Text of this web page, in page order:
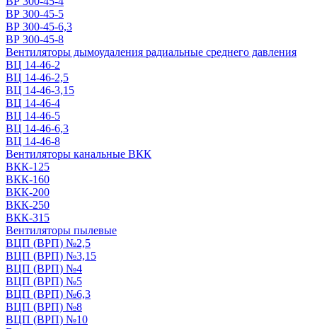
ВР 300-45-5
ВР 300-45-6,3
ВР 300-45-8
Вентиляторы дымоудаления радиальные среднего давления
ВЦ 14-46-2
ВЦ 14-46-2,5
ВЦ 14-46-3,15
ВЦ 14-46-4
ВЦ 14-46-5
ВЦ 14-46-6,3
ВЦ 14-46-8
Вентиляторы канальные ВКК
ВКК-125
ВКК-160
ВКК-200
ВКК-250
ВКК-315
Вентиляторы пылевые
ВЦП (ВРП) №2,5
ВЦП (ВРП) №3,15
ВЦП (ВРП) №4
ВЦП (ВРП) №5
ВЦП (ВРП) №6,3
ВЦП (ВРП) №8
ВЦП (ВРП) №10